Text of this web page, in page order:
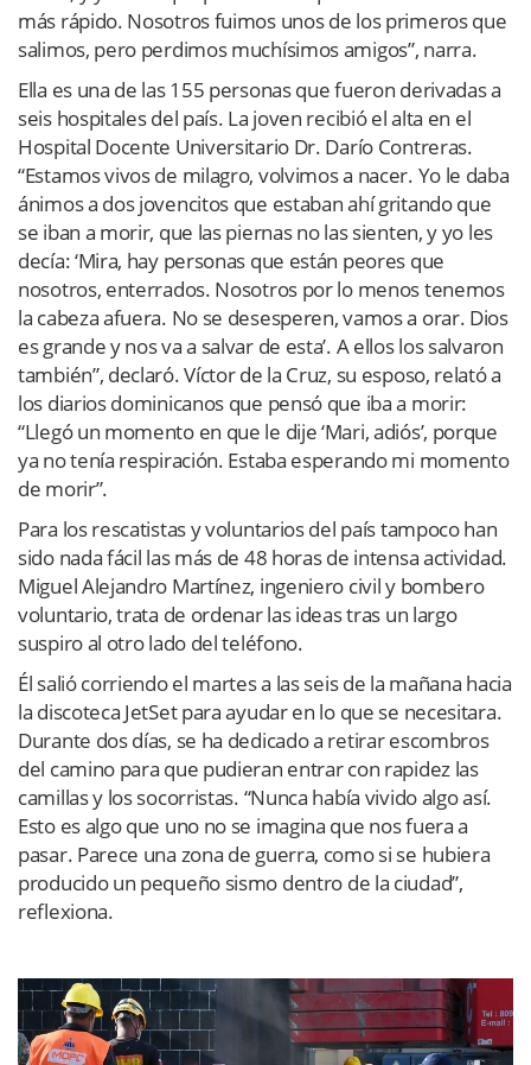
más rápido. Nosotros fuimos unos de los primeros que
salimos, pero perdimos muchísimos amigos”, narra.
Ella es una de las 155 personas que fueron derivadas a
seis hospitales del país. La joven recibió el alta en el
Hospital Docente Universitario Dr. Darío Contreras.
“Estamos vivos de milagro, volvimos a nacer. Yo le daba
ánimos a dos jovencitos que estaban ahí gritando que
se iban a morir, que las piernas no las sienten, y yo les
decía: ‘Mira, hay personas que están peores que
nosotros, enterrados. Nosotros por lo menos tenemos
la cabeza afuera. No se desesperen, vamos a orar. Dios
es grande y nos va a salvar de esta’. A ellos los salvaron
también”, declaró. Víctor de la Cruz, su esposo, relató a
los diarios dominicanos que pensó que iba a morir:
“Llegó un momento en que le dije ‘Mari, adiós’, porque
ya no tenía respiración. Estaba esperando mi momento
de morir”.
Para los rescatistas y voluntarios del país tampoco han
sido nada fácil las más de 48 horas de intensa actividad.
Miguel Alejandro Martínez, ingeniero civil y bombero
voluntario, trata de ordenar las ideas tras un largo
suspiro al otro lado del teléfono.
Él salió corriendo el martes a las seis de la mañana hacia
la discoteca JetSet para ayudar en lo que se necesitara.
Durante dos días, se ha dedicado a retirar escombros
del camino para que pudieran entrar con rapidez las
camillas y los socorristas. “Nunca había vivido algo así.
Esto es algo que uno no se imagina que nos fuera a
pasar. Parece una zona de guerra, como si se hubiera
producido un pequeño sismo dentro de la ciudad”,
reflexiona.